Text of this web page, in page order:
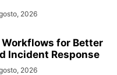
2026
for Better
Incident Response
2026